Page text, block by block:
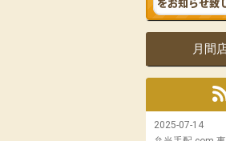
月間
2025-07-14